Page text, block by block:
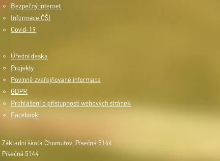
Bezpečný internet
Informace ČŠI
Covid-19
Úřední deska
Projekty
Povinně zveřejňované informace
GDPR
Prohlášení o přístupnosti webových stránek
Facebook
Základní škola Chomutov, Písečná 5144
Písečná 5144